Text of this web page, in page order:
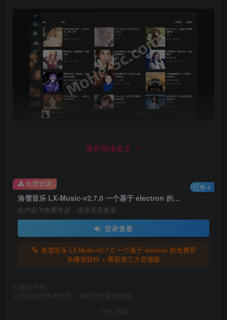
electron 的免费音乐播放软件 + 最新第三方音源[含手机/PC
展开阅读全文
洛雪音乐 LX-Music-v2.7.0 一个基于 electron 的免费音乐播放软件 + 最新第三方音源[含手机/PC版]
此内容为免费资源，请登录后查看
登录查看
洛雪音乐 LX-Music-v2.7.0 一个基于 electron 的免费音
乐播放软件 + 最新第三方音源版
免费资源 已售 4
版权声明
文章版权归作者所有，未经允许请勿转载。
THE END